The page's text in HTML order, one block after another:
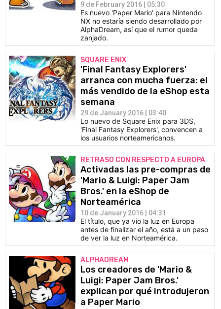
9 de February 2016 | 05:30
Es nuevo 'Paper Mario' para Nintendo
NX no estaría siendo desarrollado por
AlphaDream, así que el rumor queda
zanjado.
SQUARE ENIX
'Final Fantasy Explorers'
arranca con mucha fuerza: el
más vendido de la eShop esta
semana
29 de January 2016 | 03:40
Lo nuevo de Square Enix para 3DS,
'Final Fantasy Explorers', convencen a
los usuarios norteamericanos.
RETRASO CON RESPECTO A EUROPA
Activadas las pre-compras de
'Mario & Luigi: Paper Jam
Bros.' en la eShop de
Norteamérica
10 de January 2016 | 04:31
El título, que ya vio la luz en Europa
antes de finalizar el año, está a un paso
de ver la luz en Norteamérica.
ALPHADREAM
Los creadores de 'Mario &
Luigi: Paper Jam Bros.'
explican por qué introdujeron
a Paper Mario